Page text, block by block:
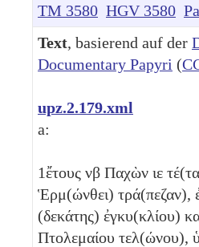
TM 3580 HGV 3580
Text, basierend auf der
Documentary Papyri (
upz.2.179.xml
a:
1ἔτους νβ Παχὼν ιε
Ἑρμ(ώνθει) τρά(πεζαν),
(δεκάτης) ἐγκυ(κλίου)
Πτολεμαίου